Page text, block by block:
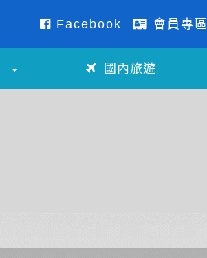
Facebook 會員專區
國內旅遊